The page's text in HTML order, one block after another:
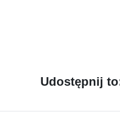
Udostępnij